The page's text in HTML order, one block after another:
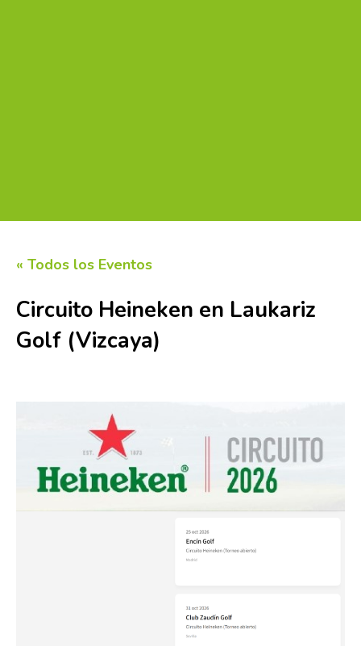
« Todos los Eventos
Circuito Heineken en Laukariz
Golf (Vizcaya)